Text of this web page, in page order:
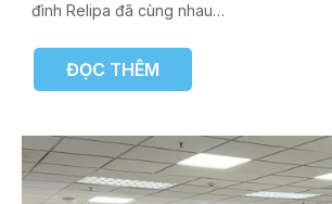
đình Relipa đã cùng nhau…
ĐỌC THÊM